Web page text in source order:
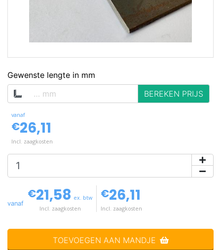
Gewenste lengte in mm
BEREKEN PRIJS
vanaf
€26,11
Incl. zaagkosten
vanaf
€21,58 ex. btw
Incl. zaagkosten
€26,11
Incl. zaagkosten
TOEVOEGEN AAN MANDJE